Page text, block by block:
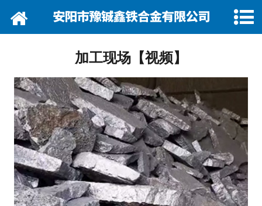
网站首页
企业巡礼
产品展示
产品行情
营销网络
加工现场【视频】